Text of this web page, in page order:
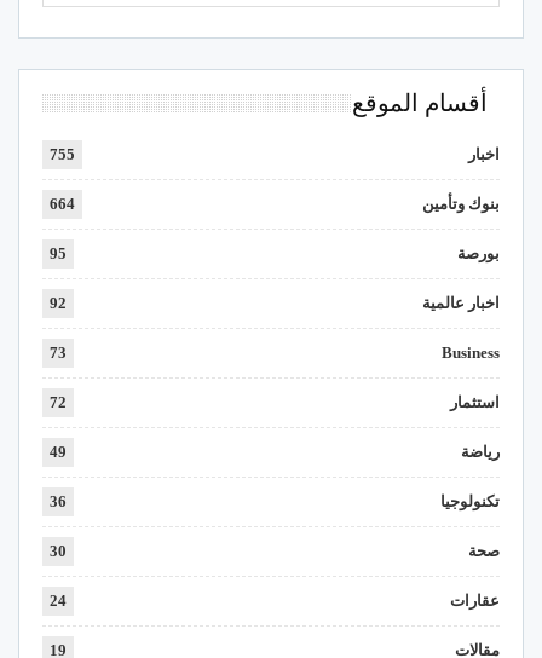
أقسام الموقع
اخبار 755
بنوك وتأمين 664
بورصة 95
اخبار عالمية 92
Business
73
استثمار 72
رياضة 49
تكنولوجيا 36
صحة 30
عقارات 24
مقالات 19